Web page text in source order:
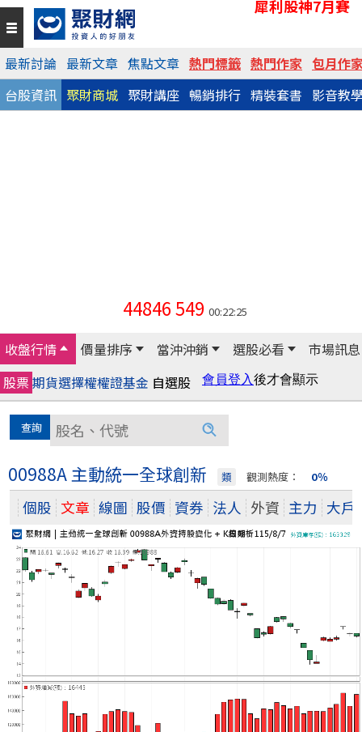
犀利股神7月賽
最新討論 最新文章 焦點文章 熱門標籤 熱門作家 包月作
台股資訊 聚財商城 聚財講座 暢銷排行 精裝套書 影音教
44846549 00:22:25
收盤行情 價量排序 當沖沖銷 選股必看
市場訊息
股票期貨選擇權權證基金 自選股
00988A 主動統一全球創新 類 觀測熱度： 0％
個股 文章 線圖 股價 資券 法人 外資 主力 大戶